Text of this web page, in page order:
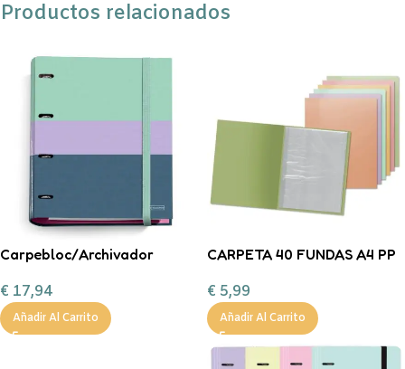
Productos relacionados
Carpebloc/Archivador
Purple
€ 17,94
Añadir Al Carrito
CARPETA 40 FUNDAS A4 PP
€ 5,99
Añadir Al Carrito